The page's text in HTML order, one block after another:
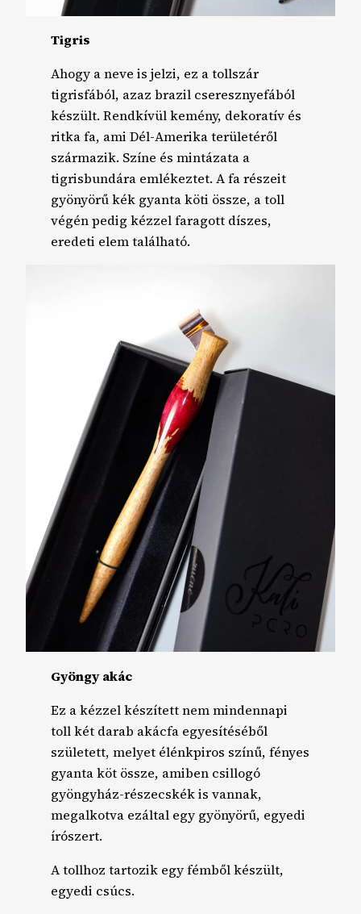
Tigris
Ahogy a neve is jelzi, ez a tollszár
tigrisfából, azaz brazil cseresznyefából
készült. Rendkívül kemény, dekoratív és
ritka fa, ami Dél-Amerika területéről
származik. Színe és mintázata a
tigrisbundára emlékeztet. A fa részeit
gyönyörű kék gyanta köti össze, a toll
végén pedig kézzel faragott díszes,
eredeti elem található.
Gyöngy akác
Ez a kézzel készített nem mindennapi
toll két darab akácfa egyesítéséből
született, melyet élénkpiros színű, fényes
gyanta köt össze, amiben csillogó
gyöngyház-részecskék is vannak,
megalkotva ezáltal egy gyönyörű, egyedi
írószert.
A tollhoz tartozik egy fémből készült,
egyedi csúcs.